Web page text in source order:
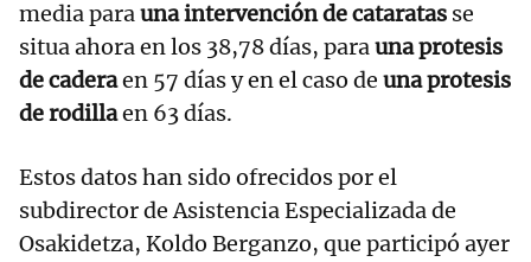
media parauna intervención de cataratas se
situa ahora en los 38,78 días, parauna protesis
de caderaen 57 días y en el caso de una protesis
de rodillaen 63 días.
Estos datos han sido ofrecidos por el
subdirector de Asistencia Especializada de
Osakidetza, Koldo Berganzo, que participó ayer